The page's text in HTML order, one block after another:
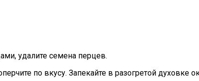
удалите семена перцев.
по вкусу. Запекайте в разогретой духовке